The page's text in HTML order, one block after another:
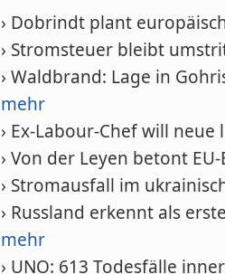
› Dobrindt plant
› Stromsteuer bleibt
› Waldbrand: Lage in
mehr
› Ex-Labour-Chef will
› Von der Leyen betont
› Stromausfall im
› Russland erkennt als
mehr
› UNO: 613 Todesfälle